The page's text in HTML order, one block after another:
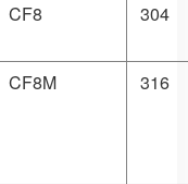
CF8 304
CF8M 316